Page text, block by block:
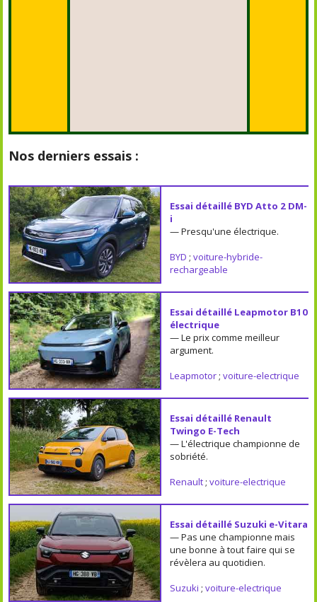
Nos derniers essais :
Essai détaillé BYD Atto 2 DM-
i
— Presqu'une électrique.
BYD ; voiture-hybride-
rechargeable
Essai détaillé Leapmotor B10
électrique
— Le prix comme meilleur
argument.
Leapmotor; voiture-electrique
Essai détaillé Renault
Twingo E-Tech
— L'électrique championne de
sobriété.
Renault; voiture-electrique
Essai détaillé Suzuki e-Vitara
— Pas une championne mais
une bonne à tout faire qui se
révèlera au quotidien.
Suzuki ; voiture-electrique